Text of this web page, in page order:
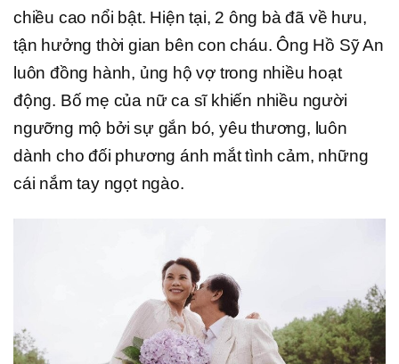
chiều cao nổi bật. Hiện tại, 2 ông bà đã về hưu,
tận hưởng thời gian bên con cháu. Ông Hồ Sỹ An
luôn đồng hành, ủng hộ vợ trong nhiều hoạt
động. Bố mẹ của nữ ca sĩ khiến nhiều người
ngưỡng mộ bởi sự gắn bó, yêu thương, luôn
dành cho đối phương ánh mắt tình cảm, những
cái nắm tay ngọt ngào.